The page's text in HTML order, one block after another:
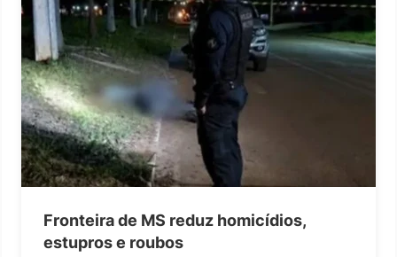
Fronteira de MS reduz homicídios,
estupros e roubos